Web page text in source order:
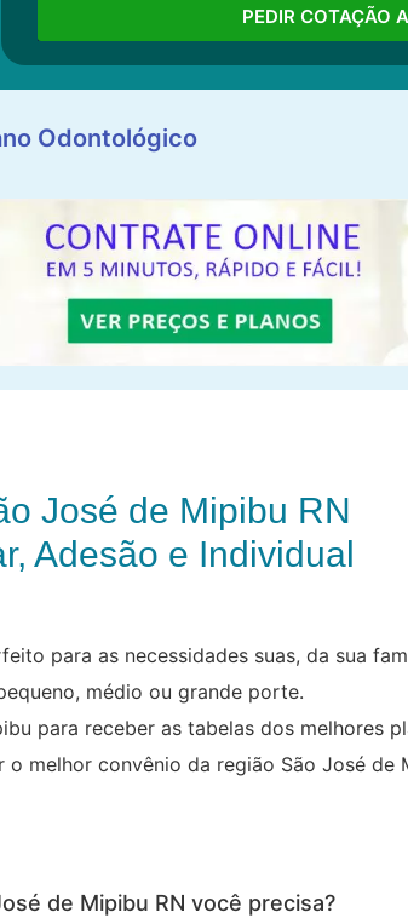
PEDIR COTAÇÃO
Odontológico
José de Mipibu RN
Adesão e Individual
para as necessidades suas, da sua
médio ou grande porte.
para receber as tabelas dos melhores
melhor convênio da região São José de
de Mipibu RN você precisa?